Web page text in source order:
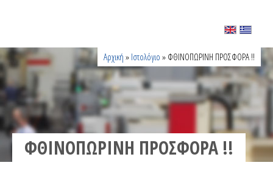
Είστε εδώ Αρχική » Ιστολόγιο » ΦΘΙΝΟΠΩΡΙΝΗ ΠΡΟΣΦΟΡΑ !!
ΦΘΙΝΟΠΩΡΙΝΗ ΠΡΟΣΦΟΡΑ !!